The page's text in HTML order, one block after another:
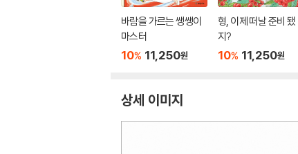
바람을 가르는 쌩쌩이
마스터
10% 11,250원
형, 이제 떠날 준비 됐
지?
10% 11,250원
상세 이미지